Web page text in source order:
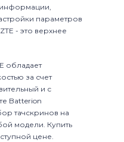
информации,
параметров
- это верхнее
обладает
за счет
и с
Batterion
тачскринов на
модели. Купить
цене.